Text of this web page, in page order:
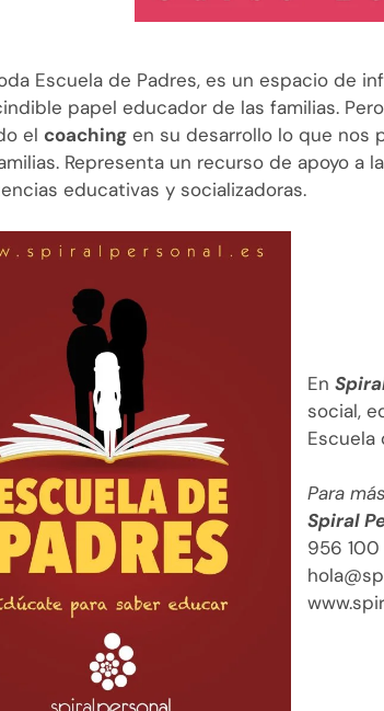
Escuela de Padres, es un espacio de
papel educador de las familias.
el coaching en su desarrollo lo que nos
Representa un recurso de apoyo a
educativas y socializadoras.
En
social,
Para
Spiral
956